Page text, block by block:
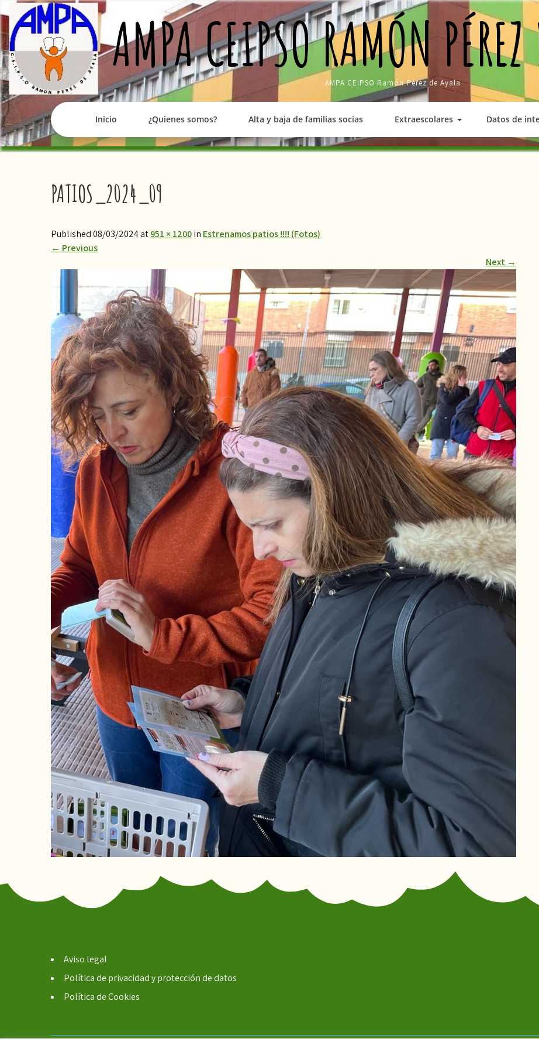
to
content
AMPA CEIPSO RAMÓN
AMPA CEIPSO Ramón Pérez de Ayala
Inicio ¿Quienes somos? Alta y baja de familias socias Extraescolares Datos de
PATIOS_2024_09
Published 08/03/2024 at951 × 1200in Estrenamos patios !!!! (Fotos)
← Previous
Next →
Aviso legal
Política de privacidad y protección de datos
Política de Cookies